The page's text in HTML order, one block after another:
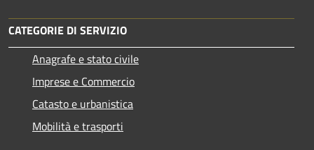
CATEGORIE DI SERVIZIO
Anagrafe e stato civile
Imprese e Commercio
Catasto e urbanistica
Mobilità e trasporti